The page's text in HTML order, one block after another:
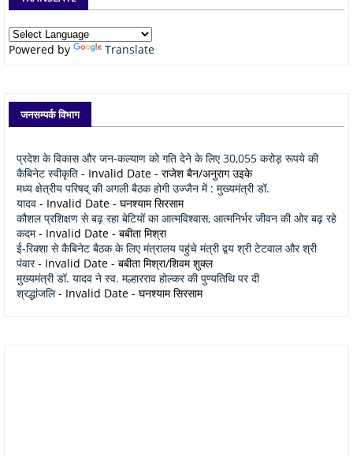
Powered by Translate
जनसम्पर्क विभाग
प्रदेश के विकास और जन-कल्याण को गति देने के लिए 30,055 करोड़ रूपये की
कैबिनेट स्वीकृति - Invalid Date - राजेश बैन/अनुराग उइके
मध्य क्षेत्रीय परिषद् की अगली बैठक होगी उज्जैन में : मुख्यमंत्री डॉ.
यादव - Invalid Date - घनश्याम सिरसाम
कौशल प्रशिक्षण से बढ़ रहा बेटियों का आत्मविश्वास, आत्मनिर्भर जीवन की ओर बढ़ रहे
कदम- Invalid Date - बबीता मिश्रा
ई-रिक्शा से कैबिनेट बैठक के लिए मंत्रालय पहुंचे मंत्री द्वय श्री टेटवाल और श्री
पंवार- Invalid Date - बबीता मिश्रा/शिवम शुक्ल
मुख्यमंत्री डॉ. यादव ने स्व. मल्हारराव होल्कर की पुण्यतिथि पर दी
श्रद्धांजलि- Invalid Date - घनश्याम सिरसाम